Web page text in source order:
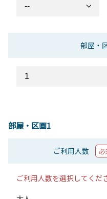
部屋・
部屋・区画1
ご利用人数 必
ご利用人数を選択してくだ